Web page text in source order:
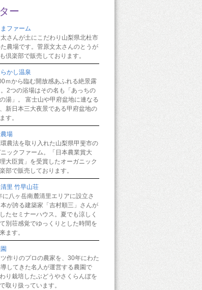
ー
ファーム
さんが土にこだわり山梨県北杜市
農場です。菅原文太さんのとうが
倶楽部で販売しております。
かし温泉
ｍから臨む開放感あふれる絶景露
2つの浴場はその名も「あっちの
湯」。 富士山や甲府盆地に連なる
新日本三大夜景である甲府盆地の
す。
場
農法を取り入れた山梨県甲斐市の
ックファーム。「日本農業賞大
大臣賞」を受賞したオーガニック
部で販売しております。
里 竹早山荘
に八ヶ岳南麓清里エリアに設立さ
が誇る建築家「吉村順三」さんが
たセミナーハウス。夏でも涼しく
別荘感覚でゆっくりとした時間を
ます。
作りのプロの農家を、30年にわた
してきた名人が運営する農園で
り栽培したぶどうやさくらんぼを
取り扱っています。